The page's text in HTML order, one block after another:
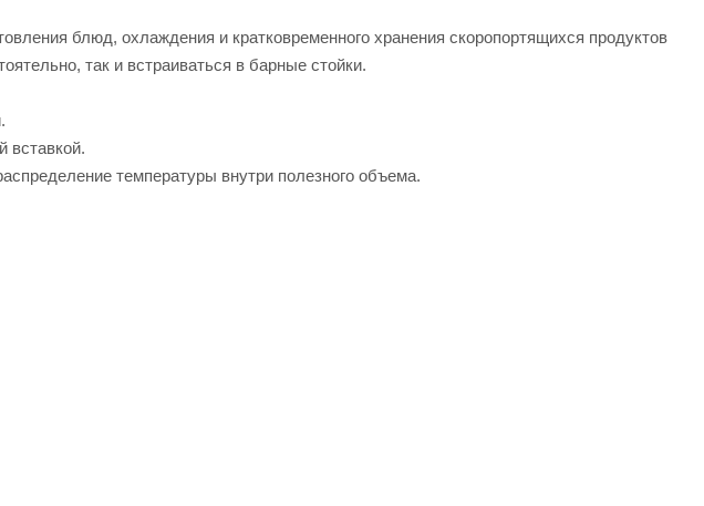
блюд, охлаждения и кратковременного хранения скоропортящихся продуктов
так и встраиваться в барные стойки.
вставкой.
температуры внутри полезного объема.